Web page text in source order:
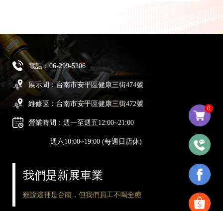
0
電話：06-299-5206
展示間：台南市安平區健康三街474號
維修區：台南市安平區健康三街472號
營業時間：週一至週五12:00~21:00
週六10:00~19:00 (每週日店休)
我們是新展車業
雖說這裡是台南，但我們員工不喝全糖